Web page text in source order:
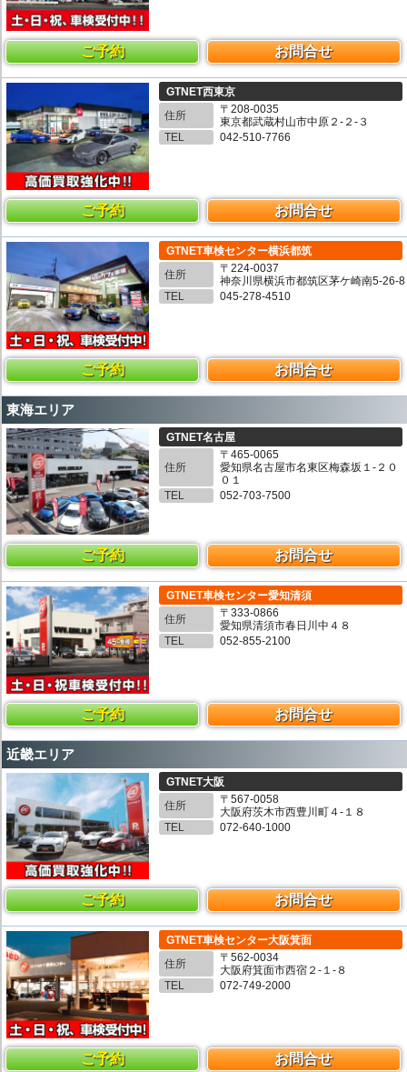
ご予約 お問合せ
GTNET西東京
住所
〒208-0035
東京都武蔵村山市中原２-２-３
TEL
042-510-7766
ご予約 お問合せ
GTNET車検センター横浜都筑
住所
〒224-0037
神奈川県横浜市都筑区茅ケ崎南5-26-8
TEL
045-278-4510
ご予約 お問合せ
東海エリア
GTNET名古屋
住所
〒465-0065
愛知県名古屋市名東区梅森坂１-２０
０１
TEL
052-703-7500
ご予約 お問合せ
GTNET車検センター愛知清須
住所
〒333-0866
愛知県清須市春日川中４８
TEL
052-855-2100
ご予約 お問合せ
近畿エリア
GTNET大阪
住所
〒567-0058
大阪府茨木市西豊川町４-１８
TEL
072-640-1000
ご予約 お問合せ
GTNET車検センター大阪箕面
住所
〒562-0034
大阪府箕面市西宿２-１-８
TEL
072-749-2000
ご予約 お問合せ